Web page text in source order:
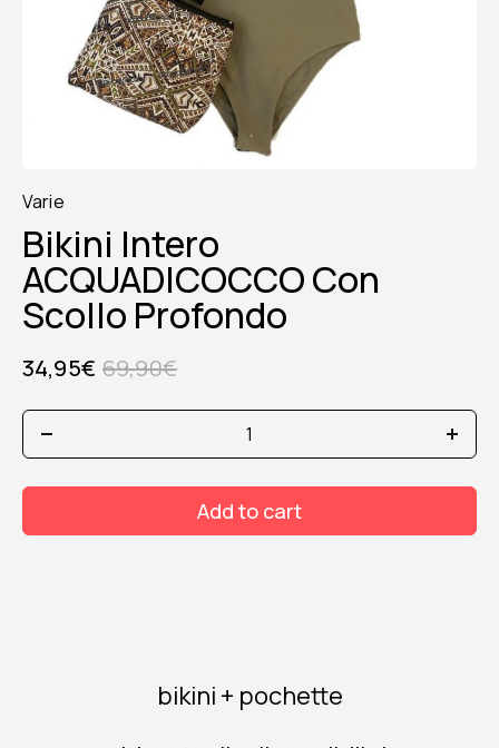
Varie
Bikini Intero
ACQUADICOCCO Con
Scollo Profondo
69,90€
34,95€
Bikini
intero
con
profondo
Add to cart
bikini + pochette